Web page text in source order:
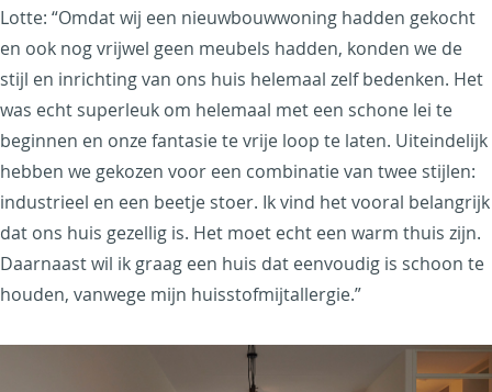
Lotte: “Omdat wij een nieuwbouwwoning hadden gekocht
en ook nog vrijwel geen meubels hadden, konden we de
stijl en inrichting van ons huis helemaal zelf bedenken. Het
was echt superleuk om helemaal met een schone lei te
beginnen en onze fantasie te vrije loop te laten. Uiteindelijk
hebben we gekozen voor een combinatie van twee stijlen:
industrieel en een beetje stoer. Ik vind het vooral belangrijk
dat ons huis gezellig is. Het moet echt een warm thuis zijn.
Daarnaast wil ik graag een huis dat eenvoudig is schoon te
houden, vanwege mijn huisstofmijtallergie.”